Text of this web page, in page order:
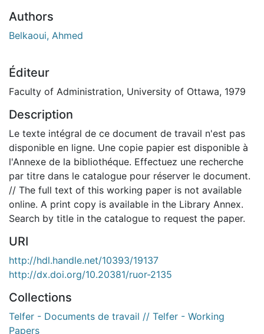
Authors
Belkaoui, Ahmed
Éditeur
Faculty of Administration, University of Ottawa, 1979
Description
Le texte intégral de ce document de travail n'est pas
disponible en ligne. Une copie papier est disponible à
l'Annexe de la bibliothéque. Effectuez une recherche
par titre dans le catalogue pour réserver le document.
// The full text of this working paper is not available
online. A print copy is available in the Library Annex.
Search by title in the catalogue to request the paper.
URI
http://hdl.handle.net/10393/19137
http://dx.doi.org/10.20381/ruor-2135
Collections
Telfer - Documents de travail // Telfer - Working
Papers